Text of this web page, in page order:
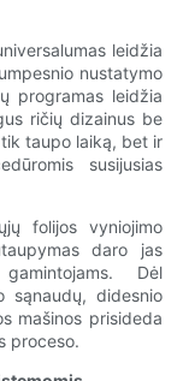
leidžia
nustatymo
programas leidžia
ričių dizainus be
taupo laiką, bet ir
susijusias
folijos vyniojimo
daro jas
Dėl
sąnaudų, didesnio
mašinos prisideda
proceso.